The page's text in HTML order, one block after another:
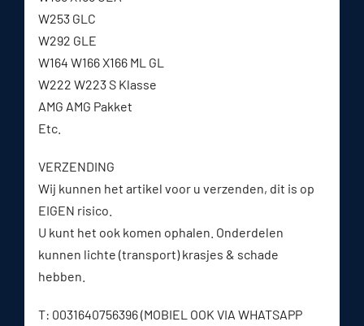
W253 GLC
W292 GLE
W164 W166 X166 ML GL
W222 W223 S Klasse
AMG AMG Pakket
Etc.
VERZENDING
Wij kunnen het artikel voor u verzenden, dit is op
EIGEN risico.
U kunt het ook komen ophalen. Onderdelen
kunnen lichte (transport) krasjes & schade
hebben.
T: 0031640756396 (MOBIEL OOK VIA WHATSAPP